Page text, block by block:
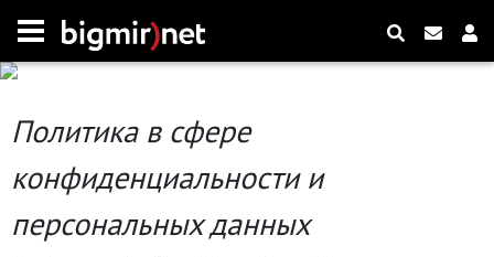
Политика в сфере
конфиденциальности и
персональных данных